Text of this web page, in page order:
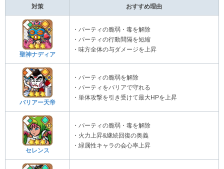
対策 おすすめ理由
聖神ナディア
・パーティの脆弱・毒を解除
・パーティの行動間隔を短縮
・味方全体の与ダメージを上昇
バリアー天帝
・パーティの脆弱を解除
・パーティをバリアで守れる
・単体攻撃を引き受けて最大HPを上昇
セレンス
・パーティの脆弱・毒を解除
・火力上昇&継続回復の奥義
・緑属性キャラの会心率上昇